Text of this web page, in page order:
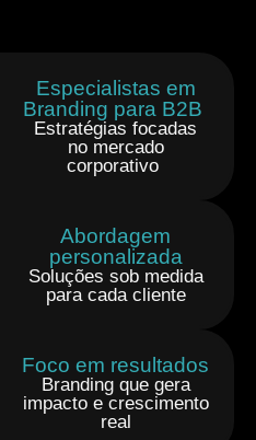
Especialistas em
Branding para B2B
Estratégias focadas
no mercado
corporativo
Abordagem
personalizada
Soluções sob medida
para cada cliente
Foco em resultados
Branding que gera
impacto e crescimento
real